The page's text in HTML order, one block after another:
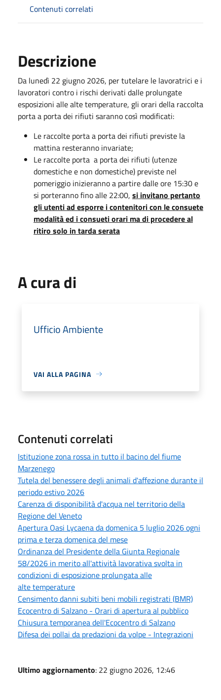
Contenuti correlati
Descrizione
Da lunedì 22 giugno 2026, per tutelare le lavoratrici e i
lavoratori contro i rischi derivati dalle prolungate
esposizioni alle alte temperature, gli orari della raccolta
porta a porta dei rifiuti saranno così modificati:
Le raccolte porta a porta dei rifiuti previste la
mattina resteranno invariate;
Le raccolte porta a porta dei rifiuti (utenze
domestiche e non domestiche) previste nel
pomeriggio inizieranno a partire dalle ore 15:30 e
si porteranno fino alle 22:00, si invitano pertanto
gli utenti ad esporre i contenitori con le consuete
modalità ed i consueti orari ma di procedere al
ritiro solo in tarda serata
A cura di
Ufficio Ambiente
VAI ALLA PAGINA
Contenuti correlati
Istituzione zona rossa in tutto il bacino del fiume
Marzenego
Tutela del benessere degli animali d'affezione durante il
periodo estivo 2026
Carenza di disponibilità d'acqua nel territorio della
Regione del Veneto
Apertura Oasi Lycaena da domenica 5 luglio 2026 ogni
prima e terza domenica del mese
Ordinanza del Presidente della Giunta Regionale
58/2026 in merito all'attività lavorativa svolta in
condizioni di esposizione prolungata alle
alte temperature
Censimento danni subiti beni mobili registrati (BMR)
Ecocentro di Salzano - Orari di apertura al pubblico
Chiusura temporanea dell'Ecocentro di Salzano
Difesa dei pollai da predazioni da volpe - Integrazioni
Ultimo aggiornamento: 22 giugno 2026, 12:46